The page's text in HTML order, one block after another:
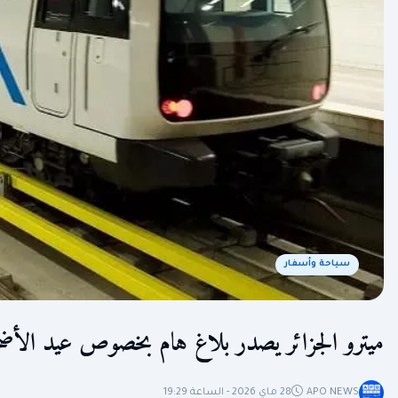
سياحة وأسفار
ميترو الجزائر يصدر بلاغ هام بخصوص عيد
APO NEWS 28 ماي 2026 - الساعة 19:29